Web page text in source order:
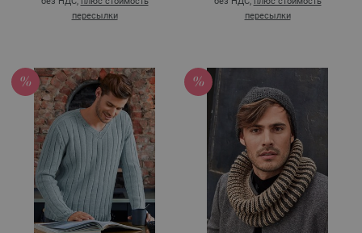
пересылки
пересылки